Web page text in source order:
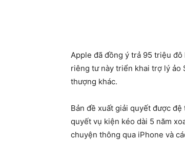
Apple đã đồng ý trả 95 triệu
riêng tư này triển khai trợ lý ảo
thượng khác.
Bản đề xuất giải quyết được
quyết vụ kiện kéo dài 5 năm
chuyện thông qua iPhone và